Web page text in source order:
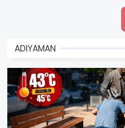
ADIYAMAN